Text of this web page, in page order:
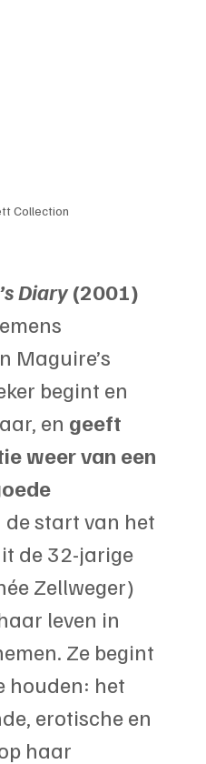
Collection
Diary (2001)
Maguire’s
begint en
en geeft
weer van een
de start van het
de 32-jarige
Zellweger)
leven in
Ze begint
houden: het
erotische en
haar